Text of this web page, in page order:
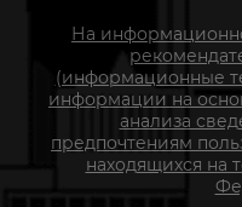
На
(информационные
информации на
анализа
предпочтениям
находящихся на